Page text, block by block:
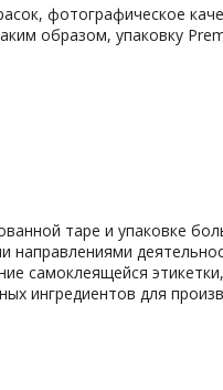
фотографическое
образом, упаковку
таре и упаковке
самоклеящейся
ингредиентов для